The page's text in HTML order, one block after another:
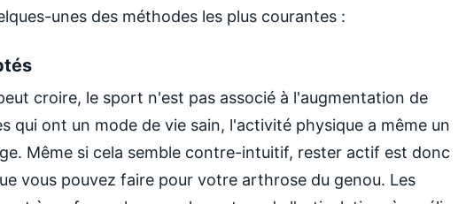
unes des méthodes les plus courantes :
croire, le sport n'est pas associé à l'augmentation de
qui ont un mode de vie sain, l'activité physique a même un
. Même si cela semble contre-intuitif, rester actif est donc
vous pouvez faire pour votre arthrose du genou. Les